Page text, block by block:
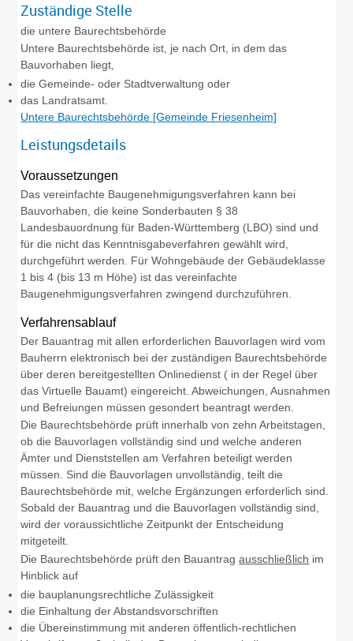
Zuständige Stelle
die untere Baurechtsbehörde
Untere Baurechtsbehörde ist, je nach Ort, in dem das
Bauvorhaben liegt,
die Gemeinde- oder Stadtverwaltung oder
das Landratsamt.
Untere Baurechtsbehörde [Gemeinde Friesenheim]
Leistungsdetails
Voraussetzungen
Das vereinfachte Baugenehmigungsverfahren kann bei
Bauvorhaben, die keine Sonderbauten § 38
Landesbauordnung für Baden-Württemberg (LBO) sind und
für die nicht das Kenntnisgabeverfahren gewählt wird,
durchgeführt werden. Für Wohngebäude der Gebäudeklasse
1 bis 4 (bis 13 m Höhe) ist das vereinfachte
Baugenehmigungsverfahren zwingend durchzuführen.
Verfahrensablauf
Der Bauantrag mit allen erforderlichen Bauvorlagen wird vom
Bauherrn elektronisch bei der zuständigen Baurechtsbehörde
über deren bereitgestellten Onlinedienst ( in der Regel über
das Virtuelle Bauamt) eingereicht. Abweichungen, Ausnahmen
und Befreiungen müssen gesondert beantragt werden.
Die Baurechtsbehörde prüft innerhalb von zehn Arbeitstagen,
ob die Bauvorlagen vollständig sind und welche anderen
Ämter und Dienststellen am Verfahren beteiligt werden
müssen. Sind die Bauvorlagen unvollständig, teilt die
Baurechtsbehörde mit, welche Ergänzungen erforderlich sind.
Sobald der Bauantrag und die Bauvorlagen vollständig sind,
wird der voraussichtliche Zeitpunkt der Entscheidung
mitgeteilt.
Die Baurechtsbehörde prüft den Bauantragausschließlich im
Hinblick auf
die bauplanungsrechtliche Zulässigkeit
die Einhaltung der Abstandsvorschriften
die Übereinstimmung mit anderen öffentlich-rechtlichen